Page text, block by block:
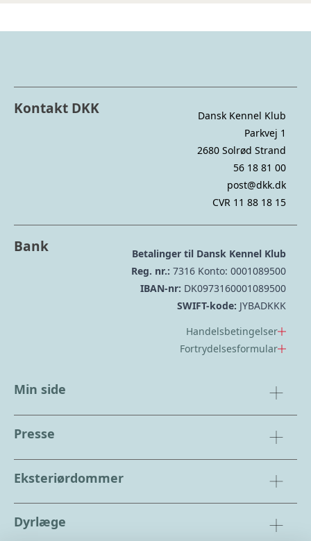
Kontakt DKK
Dansk Kennel Klub
Parkvej 1
2680 Solrød Strand
56 18 81 00
post@dkk.dk
CVR 11 88 18 15
Bank
Betalinger til Dansk Kennel Klub
Reg. nr.: 7316 Konto: 0001089500
IBAN-nr: DK0973160001089500
SWIFT-kode: JYBADKKK
Handelsbetingelser
Fortrydelsesformular
Min side
Presse
Eksteriørdommer
Dyrlæge